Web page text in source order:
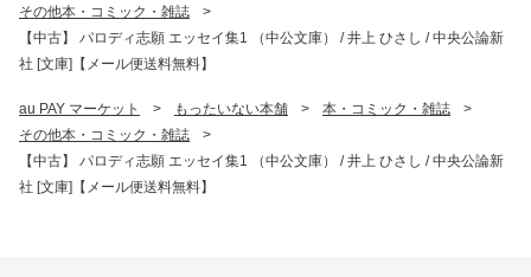
その他本・コミック・雑誌
>
【中古】 パロディ志願 エッセイ集1 （中公文庫） / 井上 ひさし / 中央公論新
社 [文庫]【メール便送料無料】
au PAY マーケット > もったいない本舗 > 本・コミック・雑誌
>
その他本・コミック・雑誌
>
【中古】 パロディ志願 エッセイ集1 （中公文庫） / 井上 ひさし / 中央公論新
社 [文庫]【メール便送料無料】